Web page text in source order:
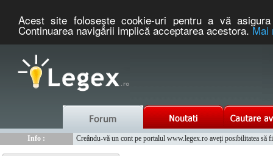
Acest site foloseşte cookie-uri pentru a vă
Continuarea navigării implică acceptarea acestora.Mai
Info :
Creându-vă un cont pe portalul www.legex.ro aveţi posibilitatea să